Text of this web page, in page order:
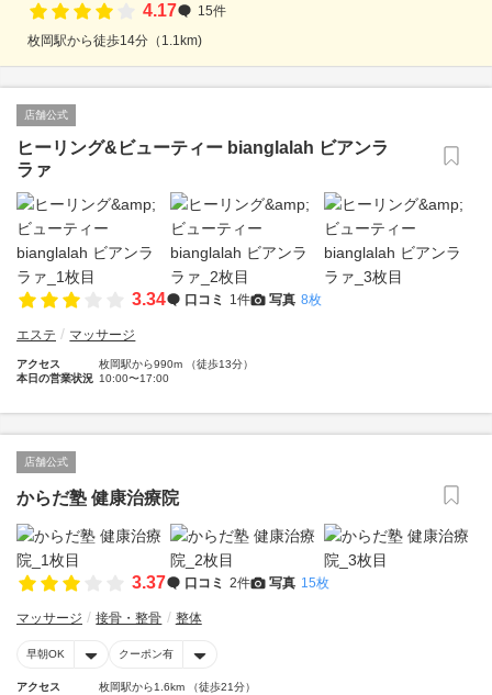
4.17
15件
枚岡駅から徒歩14分（1.1km)
店舗公式
ヒーリング&ビューティー bianglalah ビアンラ
ラァ
3.34 口コミ 1件 写真 8枚
エステ マッサージ
アクセス
枚岡駅から990m （徒歩13分）
本日の営業状況 10:00〜17:00
店舗公式
からだ塾 健康治療院
3.37 口コミ 2件 写真 15枚
マッサージ 接骨・整骨 整体
早朝OK クーポン有
アクセス 枚岡駅から1.6km （徒歩21分）